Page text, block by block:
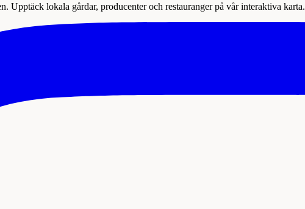
Upptäck lokala gårdar, producenter och restauranger på vår interaktiva karta.